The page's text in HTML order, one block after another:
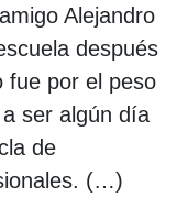
Alejandro
después
fue por el peso
ser algún día
de
(…)